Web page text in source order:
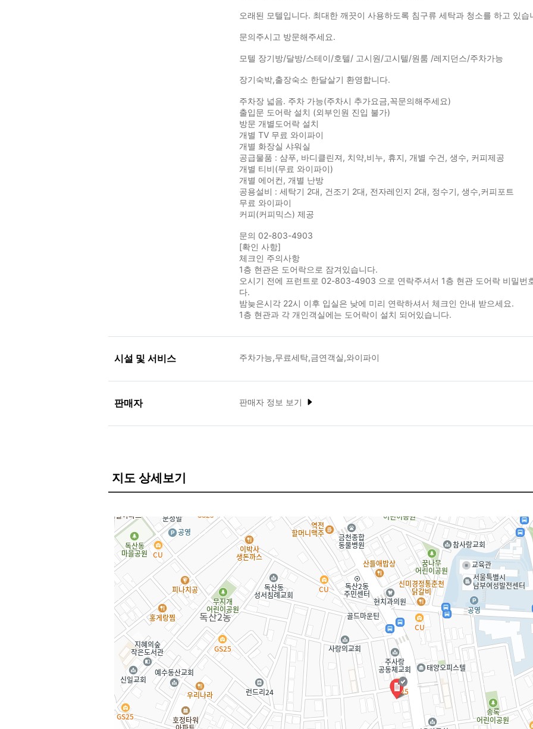
오래된 모텔입니다. 최대한 깨끗이 사용하도록 침구류 세탁과 청소를 하고 있습
문의주시고 방문해주세요.
모텔 장기방/달방/스테이/호텔/ 고시원/고시텔/원룸 /레지던스/주차가능
장기숙박,출장숙소 한달살기 환영합니다.
주차장 넓음. 주차 가능(주차시 추가요금,꼭문의해주세요)
출입문 도어락 설치 (외부인원 진입 불가)
방문 개별도어락 설치
개별 TV 무료 와이파이
개별 화장실 샤워실
공급물품 : 샴푸, 바디클린져, 치약,비누, 휴지, 개별 수건, 생수, 커피제공
개별 티비(무료 와이파이)
개별 에어컨, 개별 난방
공용설비 : 세탁기 2대, 건조기 2대, 전자레인지 2대, 정수기, 생수,커피포트
무료 와이파이
커피(커피믹스) 제공
문의 02-803-4903
[확인 사항]
체크인 주의사항
1층 현관은 도어락으로 잠겨있습니다.
오시기 전에 프런트로 02-803-4903 으로 연락주셔서 1층 현관 도어락 비밀번
다.
밤늦은시각 22시 이후 입실은 낮에 미리 연락하셔서 체크인 안내 받으세요.
1층 현관과 각 개인객실에는 도어락이 설치 되어있습니다.
시설 및 서비스 주차가능,무료세탁,금연객실,와이파이
판매자 판매자 정보 보기
지도 상세보기